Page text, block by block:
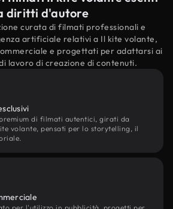
diritti d'autore
curata di filmati professionali e
artificiale relativi a Il kite volante,
e progettati per adattarsi ai
lavoro di creazione di contenuti.
di filmati autentici, girati da
volante, pensati per lo storytelling, il